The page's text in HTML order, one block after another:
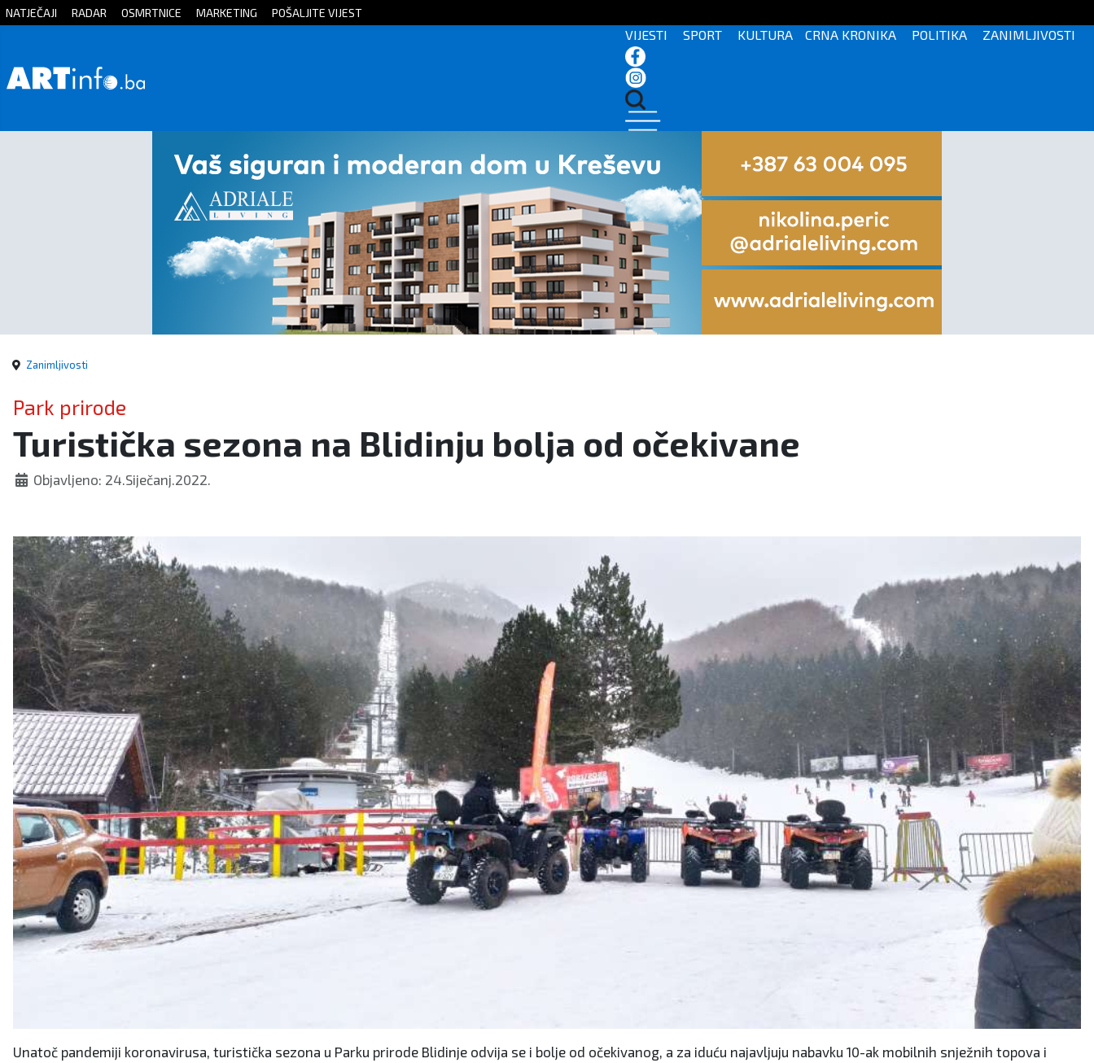
Početna
Zanimljivosti
NATJEČAJI RADAR OSMRTNICE MARKETING POŠALJITE VIJEST
VIJESTI SPORT KULTURA CRNA KRONIKA POLITIKA ZANIMLJIVOSTI
Zanimljivosti
Park prirode
Turistička sezona na Blidinju bolja od očekivane
Objavljeno: 24.Siječanj.2022.
Unatoč pandemiji koronavirusa, turistička sezona u Parku prirode Blidinje odvija se i bolje od očekivanog, a za iduću najavljuju nabavku 10-ak mobilnih snježnih topova i